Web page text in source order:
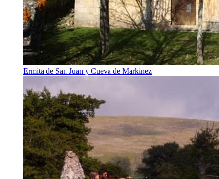
Ermita de San Juan y Cueva de Markinez